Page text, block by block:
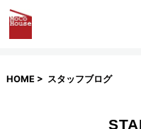
HOME スタッフブログ